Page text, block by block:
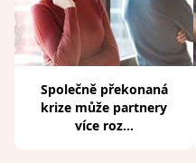
Společně překonaná
krize může partnery
více roz...